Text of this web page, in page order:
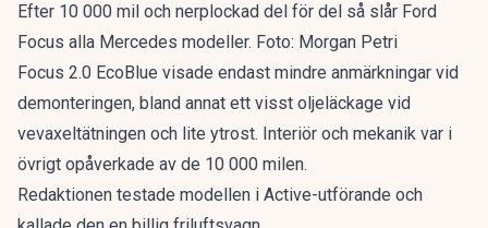
Efter 10 000 mil och nerplockad del för del så slår Ford
Focus alla Mercedes modeller. Foto: Morgan Petri
Focus 2.0 EcoBlue visade endast mindre anmärkningar vid
demonteringen, bland annat ett visst oljeläckage vid
vevaxeltätningen och lite ytrost. Interiör och mekanik var i
övrigt opåverkade av de 10 000 milen.
Redaktionen testade modellen i Active-utförande och